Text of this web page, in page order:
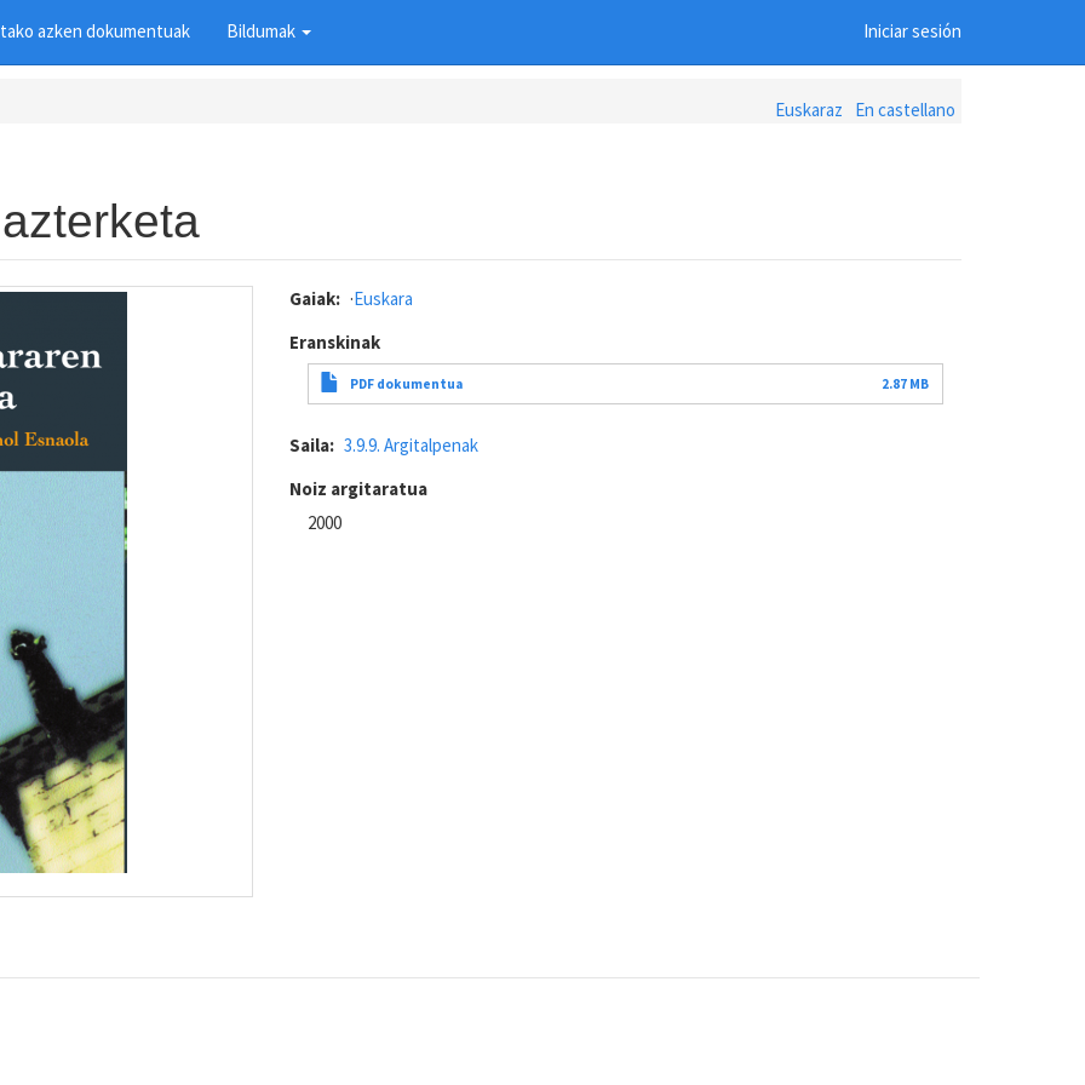
azken dokumentuak Bildumak Iniciar sesión
Euskaraz En castellano
Gaiak
Euskara
Eranskinak
PDF dokumentua 2.87 MB
Saila
3.9.9. Argitalpenak
Noiz argitaratua
2000